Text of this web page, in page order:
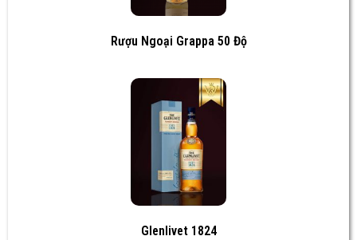
Rượu Ngoại Grappa 50 Độ
Glenlivet 1824